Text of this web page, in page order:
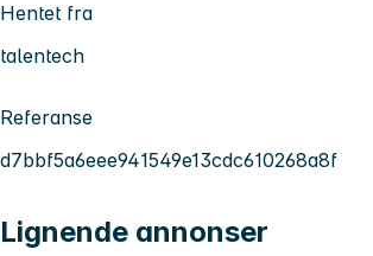
Hentet fra
talentech
Referanse
d7bbf5a6eee941549e13cdc610268a8f
Lignende annonser